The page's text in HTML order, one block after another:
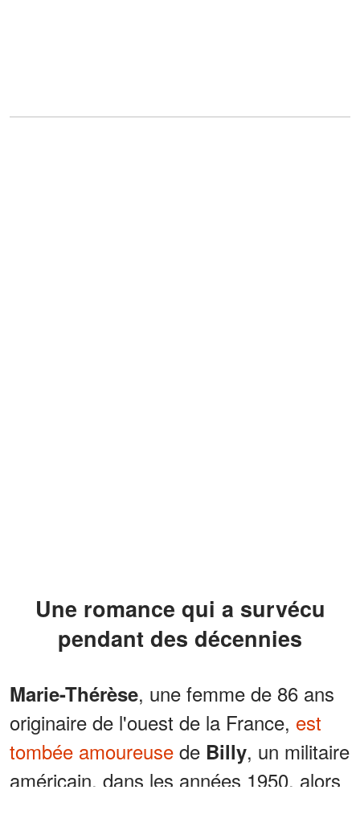
Une romance qui a survécu
pendant des décennies
Marie-Thérèse, une femme de 86 ans
originaire de l'ouest de la France, est
tombée amoureuse de Billy, un militaire
américain, dans les années 1950, alors